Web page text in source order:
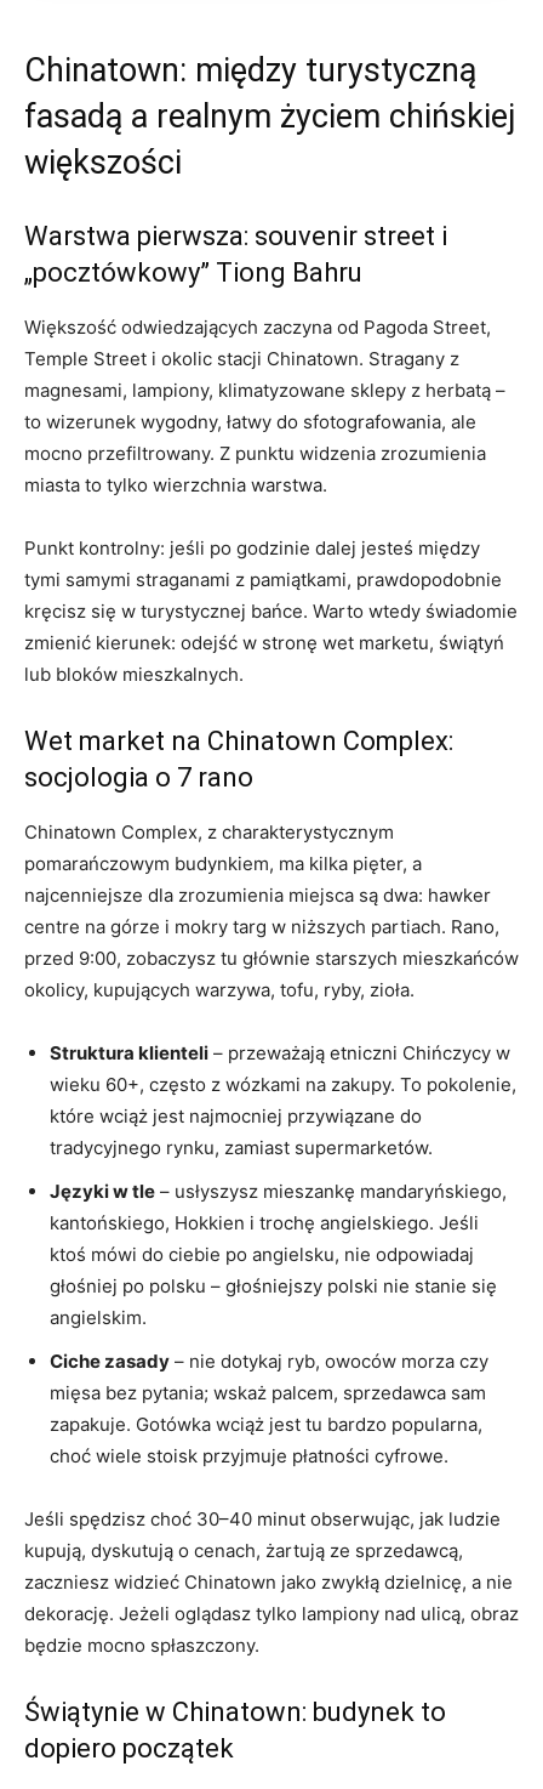
Chinatown: między turystyczną
fasadą a realnym życiem chińskiej
większości
Warstwa pierwsza: souvenir street i
„pocztówkowy” Tiong Bahru
Większość odwiedzających zaczyna od Pagoda Street,
Temple Street i okolic stacji Chinatown. Stragany z
magnesami, lampiony, klimatyzowane sklepy z herbatą –
to wizerunek wygodny, łatwy do sfotografowania, ale
mocno przefiltrowany. Z punktu widzenia zrozumienia
miasta to tylko wierzchnia warstwa.
Punkt kontrolny: jeśli po godzinie dalej jesteś między
tymi samymi straganami z pamiątkami, prawdopodobnie
kręcisz się w turystycznej bańce. Warto wtedy świadomie
zmienić kierunek: odejść w stronę wet marketu, świątyń
lub bloków mieszkalnych.
Wet market na Chinatown Complex:
socjologia o 7 rano
Chinatown Complex, z charakterystycznym
pomarańczowym budynkiem, ma kilka pięter, a
najcenniejsze dla zrozumienia miejsca są dwa: hawker
centre na górze i mokry targ w niższych partiach. Rano,
przed 9:00, zobaczysz tu głównie starszych mieszkańców
okolicy, kupujących warzywa, tofu, ryby, zioła.
Struktura klienteli – przeważają etniczni Chińczycy w
wieku 60+, często z wózkami na zakupy. To pokolenie,
które wciąż jest najmocniej przywiązane do
tradycyjnego rynku, zamiast supermarketów.
Języki w tle – usłyszysz mieszankę mandaryńskiego,
kantońskiego, Hokkien i trochę angielskiego. Jeśli
ktoś mówi do ciebie po angielsku, nie odpowiadaj
głośniej po polsku – głośniejszy polski nie stanie się
angielskim.
Ciche zasady – nie dotykaj ryb, owoców morza czy
mięsa bez pytania; wskaż palcem, sprzedawca sam
zapakuje. Gotówka wciąż jest tu bardzo popularna,
choć wiele stoisk przyjmuje płatności cyfrowe.
Jeśli spędzisz choć 30–40 minut obserwując, jak ludzie
kupują, dyskutują o cenach, żartują ze sprzedawcą,
zaczniesz widzieć Chinatown jako zwykłą dzielnicę, a nie
dekorację. Jeżeli oglądasz tylko lampiony nad ulicą, obraz
będzie mocno spłaszczony.
Świątynie w Chinatown: budynek to
dopiero początek